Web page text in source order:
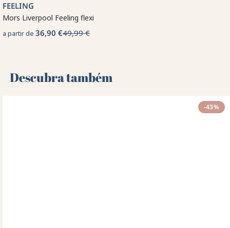
FEELING
Mors Liverpool Feeling flexi
a partir de 36,90 €49,99 €
Descubra também 🌻
-43%